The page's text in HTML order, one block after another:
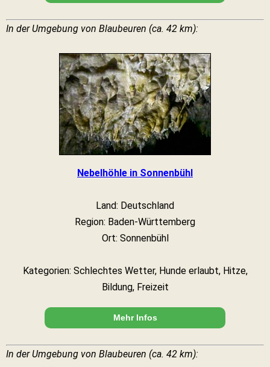
In der Umgebung von Blaubeuren (ca. 42 km):
Nebelhöhle in Sonnenbühl
Land: Deutschland
Region: Baden-Württemberg
Ort: Sonnenbühl
Kategorien: Schlechtes Wetter, Hunde erlaubt, Hitze,
Bildung, Freizeit
Mehr Infos
In der Umgebung von Blaubeuren (ca. 42 km):